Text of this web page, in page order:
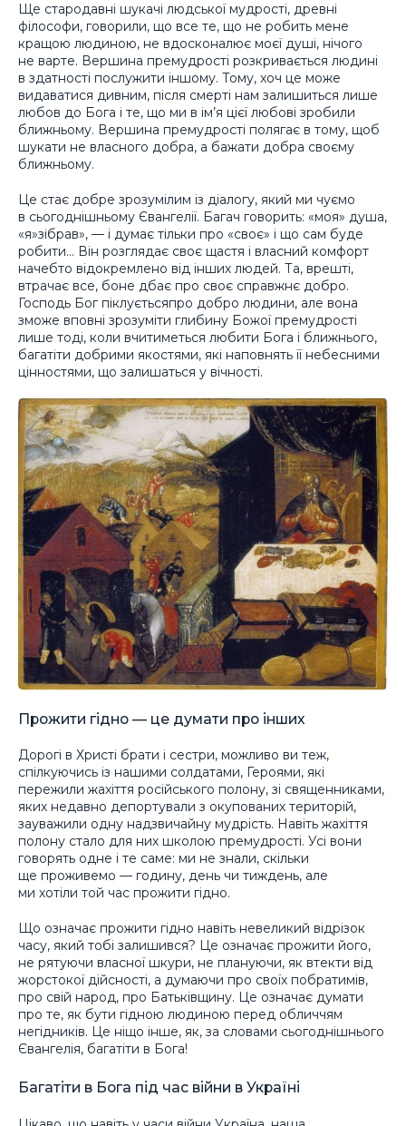
Ще стародавні шукачі людської мудрості, древні
філософи, говорили, що все те, що не робить мене
кращою людиною, не вдосконалює моєї душі, нічого
не варте. Вершина премудрості розкривається людині
в здатності послужити іншому. Тому, хоч це може
видаватися дивним, після смерті нам залишиться лише
любов до Бога і те, що ми в ім’я цієї любові зробили
ближньому. Вершина премудрості полягає в тому, щоб
шукати не власного добра, а бажати добра своєму
ближньому.
Це стає добре зрозумілим із діалогу, який ми чуємо
в сьогоднішньому Євангелії. Багач говорить: «моя» душа,
«я»зібрав», — і думає тільки про «своє» і що сам буде
робити… Він розглядає своє щастя і власний комфорт
начебто відокремлено від інших людей. Та, врешті,
втрачає все, боне дбає про своє справжнє добро.
Господь Бог піклуєтьсяпро добро людини, але вона
зможе вповні зрозуміти глибину Божої премудрості
лише тоді, коли вчитиметься любити Бога і ближнього,
багатіти добрими якостями, які наповнять її небесними
цінностями, що залишаться у вічності.
Прожити гідно — це думати про інших
Дорогі в Христі брати і сестри, можливо ви теж,
спілкуючись із нашими солдатами, Героями, які
пережили жахіття російського полону, зі священниками,
яких недавно депортували з окупованих територій,
зауважили одну надзвичайну мудрість. Навіть жахіття
полону стало для них школою премудрості. Усі вони
говорять одне і те саме: ми не знали, скільки
ще проживемо — годину, день чи тиждень, але
ми хотіли той час прожити гідно.
Що означає прожити гідно навіть невеликий відрізок
часу, який тобі залишився? Це означає прожити його,
не рятуючи власної шкури, не плануючи, як втекти від
жорстокої дійсності, а думаючи про своїх побратимів,
про свій народ, про Батьківщину. Це означає думати
про те, як бути гідною людиною перед обличчям
негідників. Це ніщо інше, як, за словами сьогоднішнього
Євангелія, багатіти в Бога!
Багатіти в Бога під час війни в Україні